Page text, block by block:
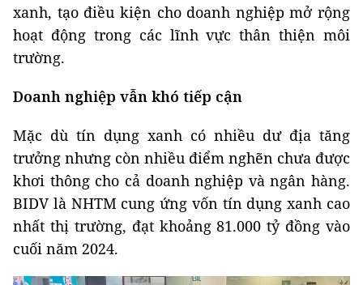
xanh, tạo điều kiện cho doanh nghiệp mở rộng
hoạt động trong các lĩnh vực thân thiện môi
trường.
Doanh nghiệp vẫn khó tiếp cận
Mặc dù tín dụng xanh có nhiều dư địa tăng
trưởng nhưng còn nhiều điểm nghẽn chưa được
khơi thông cho cả doanh nghiệp và ngân hàng.
BIDV là NHTM cung ứng vốn tín dụng xanh cao
nhất thị trường, đạt khoảng 81.000 tỷ đồng vào
cuối năm 2024.